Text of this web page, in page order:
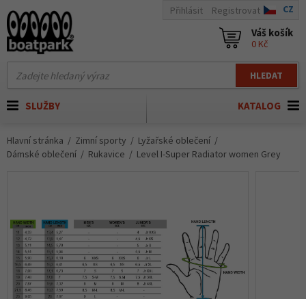
HLEDAT
Přihlásit Registrovat CZ
Váš košík
0 Kč
KATALOG
SLUŽBY
Hlavní stránka Zimní sporty
Lyžařské oblečení
Dámské oblečení
Rukavice Level I-Super Radiator women Grey